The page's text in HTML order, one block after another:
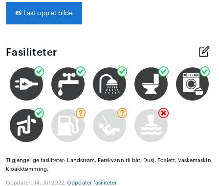
📸 Last opp et bilde
Fasiliteter
Tilgjengelige fasiliteter: Landstrøm, Ferskvann til båt, Dusj, Toalett, Vaskemaskin,
Kloakktømming.
Oppdatert 14. Jul 2022.Oppdater fasiliteter.